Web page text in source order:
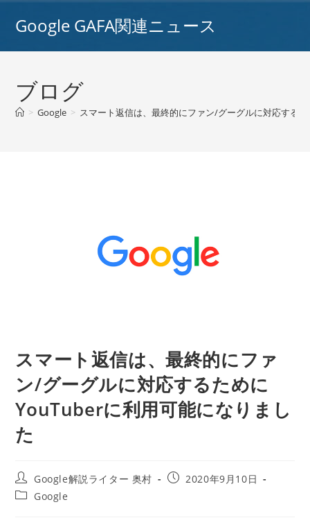
Google GAFA関連ニュース
ブログ
> Google > スマート返信は、最終的にファン/グーグルに対応する
スマート返信は、最終的にファ
ン/グーグルに対応するために
YouTuberに利用可能になりまし
た
投
稿
者:
Google解説ライター 奥村
投
2020年9月10日
投
Google